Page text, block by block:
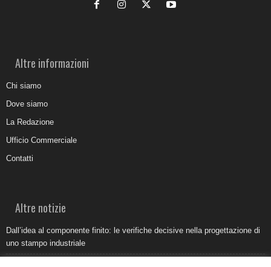
Altre informazioni
Chi siamo
Dove siamo
La Redazione
Ufficio Commerciale
Contatti
Altre notizie
Dall’idea al componente finito: le verifiche decisive nella progettazione di
uno stampo industriale